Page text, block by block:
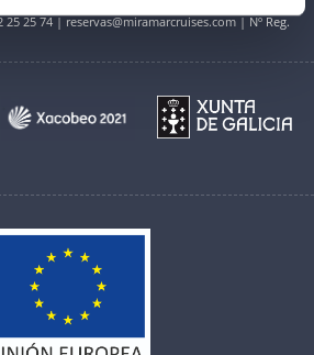
25 25 74 | reservas@miramarcruises.com | Nº Reg.